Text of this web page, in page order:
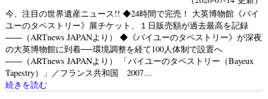
今、注目の世界遺産ニュース!! ◆24時間で完売！ 大英博物館《バイ
ユーのタペストリー》展チケット、１日販売額が過去最高を記録
――（ARTnews JAPANより） ◆《バイユーのタペストリー》が深夜
の大英博物館に到着──環境調整を経て100人体制で設置へ
――（ARTnews JAPANより） 「バイユーのタペストリー（Bayeux
Tapestry）」／フランス共和国 2007…
続きを読む